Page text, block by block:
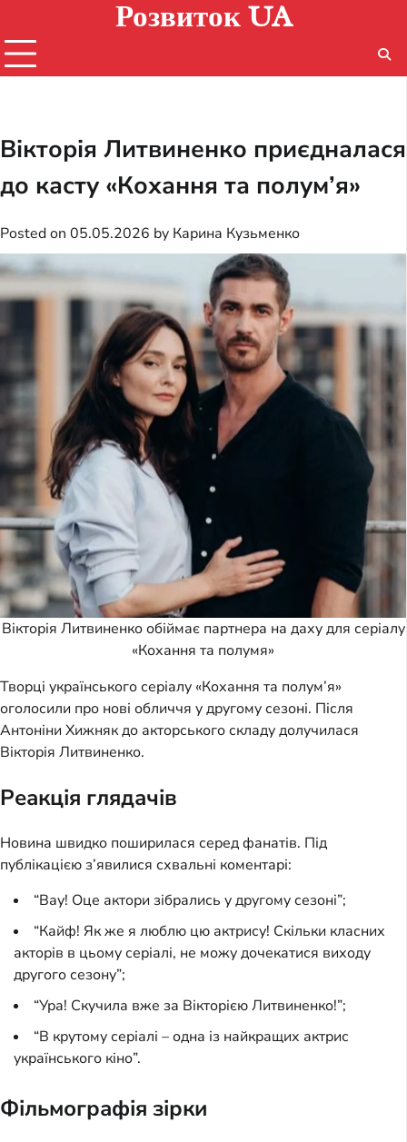
content
Розвиток UA
Вікторія Литвиненко приєдналася
до касту «Кохання та полум’я»
Posted on 05.05.2026 by Карина Кузьменко
Вікторія Литвиненко обіймає партнера на даху для серіалу
«Кохання та полумя»
Творці українського серіалу «Кохання та полум’я»
оголосили про нові обличчя у другому сезоні. Після
Антоніни Хижняк до акторського складу долучилася
Вікторія Литвиненко.
Реакція глядачів
Новина швидко поширилася серед фанатів. Під
публікацією з’явилися схвальні коментарі:
“Вау! Оце актори зібрались у другому сезоні”;
“Кайф! Як же я люблю цю актрису! Скільки класних
акторів в цьому серіалі, не можу дочекатися виходу
другого сезону”;
“Ура! Скучила вже за Вікторією Литвиненко!”;
“В крутому серіалі – одна із найкращих актрис
українського кіно”.
Фільмографія зірки